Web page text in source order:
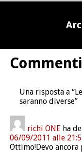
Commenti
Una risposta a
saranno diverse”
richi ONE ha
06/09/2011 alle
Ottimo!Devo